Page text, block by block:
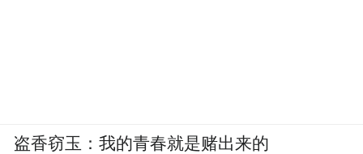
盗香窃玉：我的青春就是赌出来的